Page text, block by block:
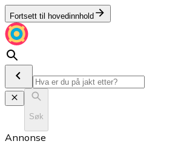
Fortsett til hovedinnhold
Søk
Annonse